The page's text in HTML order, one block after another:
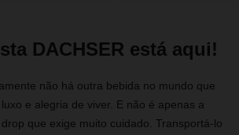
DACHSER está aqui!
não há outra bebida no mundo que
e alegria de viver. E não é apenas a
que exige muito cuidado. Transportá-lo